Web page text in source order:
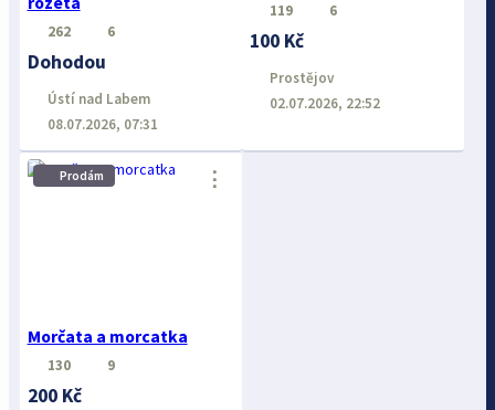
262 6
Dohodou
Ústí nad Labem
08.07.2026, 07:31
119 6
100 Kč
Prostějov
02.07.2026, 22:52
Prodám
Morčata a morcatka
⋮
130 9
200 Kč